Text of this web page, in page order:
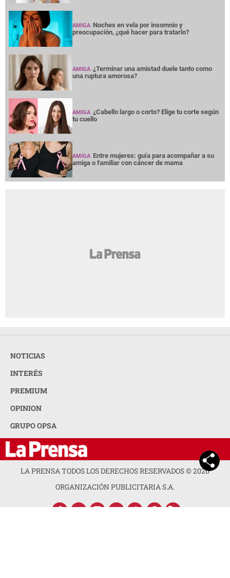
AMIGA Noches en vela por insomnio y
preocupación, ¿qué hacer para tratarlo?
AMIGA ¿Terminar una amistad duele tanto como
una ruptura amorosa?
AMIGA ¿Cabello largo o corto? Elige tu corte según
tu cuello
AMIGA Entre mujeres: guía para acompañar a su
amiga o familiar con cáncer de mama
NOTICIAS
INTERÉS
PREMIUM
OPINION
GRUPO OPSA
LA PRENSA TODOS LOS DERECHOS RESERVADOS ©2026
ORGANIZACIÓN PUBLICITARIA S.A.